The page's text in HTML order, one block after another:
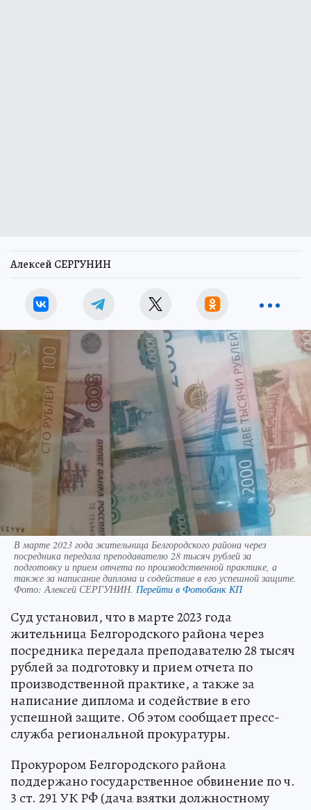
Алексей СЕРГУНИН
В марте 2023 года жительница Белгородского района через
посредника передала преподавателю 28 тысяч рублей за
подготовку и прием отчета по производственной практике, а
также за написание диплома и содействие в его успешной защите.
Фото:Алексей СЕРГУНИН. Перейти в Фотобанк КП
Суд установил, что в марте 2023 года
жительница Белгородского района через
посредника передала преподавателю 28 тысяч
рублей за подготовку и прием отчета по
производственной практике, а также за
написание диплома и содействие в его
успешной защите. Об этом сообщает пресс-
служба региональной прокуратуры.
Прокурором Белгородского района
поддержано государственное обвинение по ч.
3 ст. 291 УК РФ (дача взятки должностному